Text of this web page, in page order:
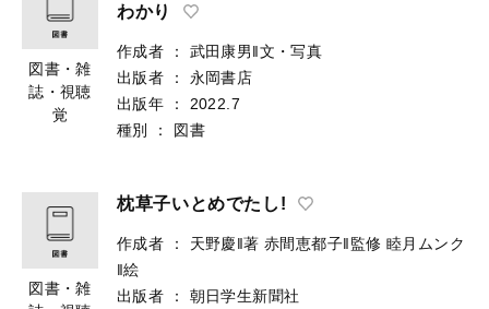
図書・雑
誌・視聴
覚
わかり
作成者 ：
武田康男‖文・写真
出版者
：
永岡書店
出版年
：
2022.7
種別
： 図書
図書・雑
枕草子いとめでたし!
作成者 ： 天野慶‖著 赤間恵都子‖監修 睦月ムンク
‖絵
出版者
：
朝日学生新聞社